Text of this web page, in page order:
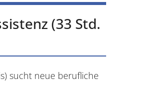
(33 Std.
sucht neue berufliche